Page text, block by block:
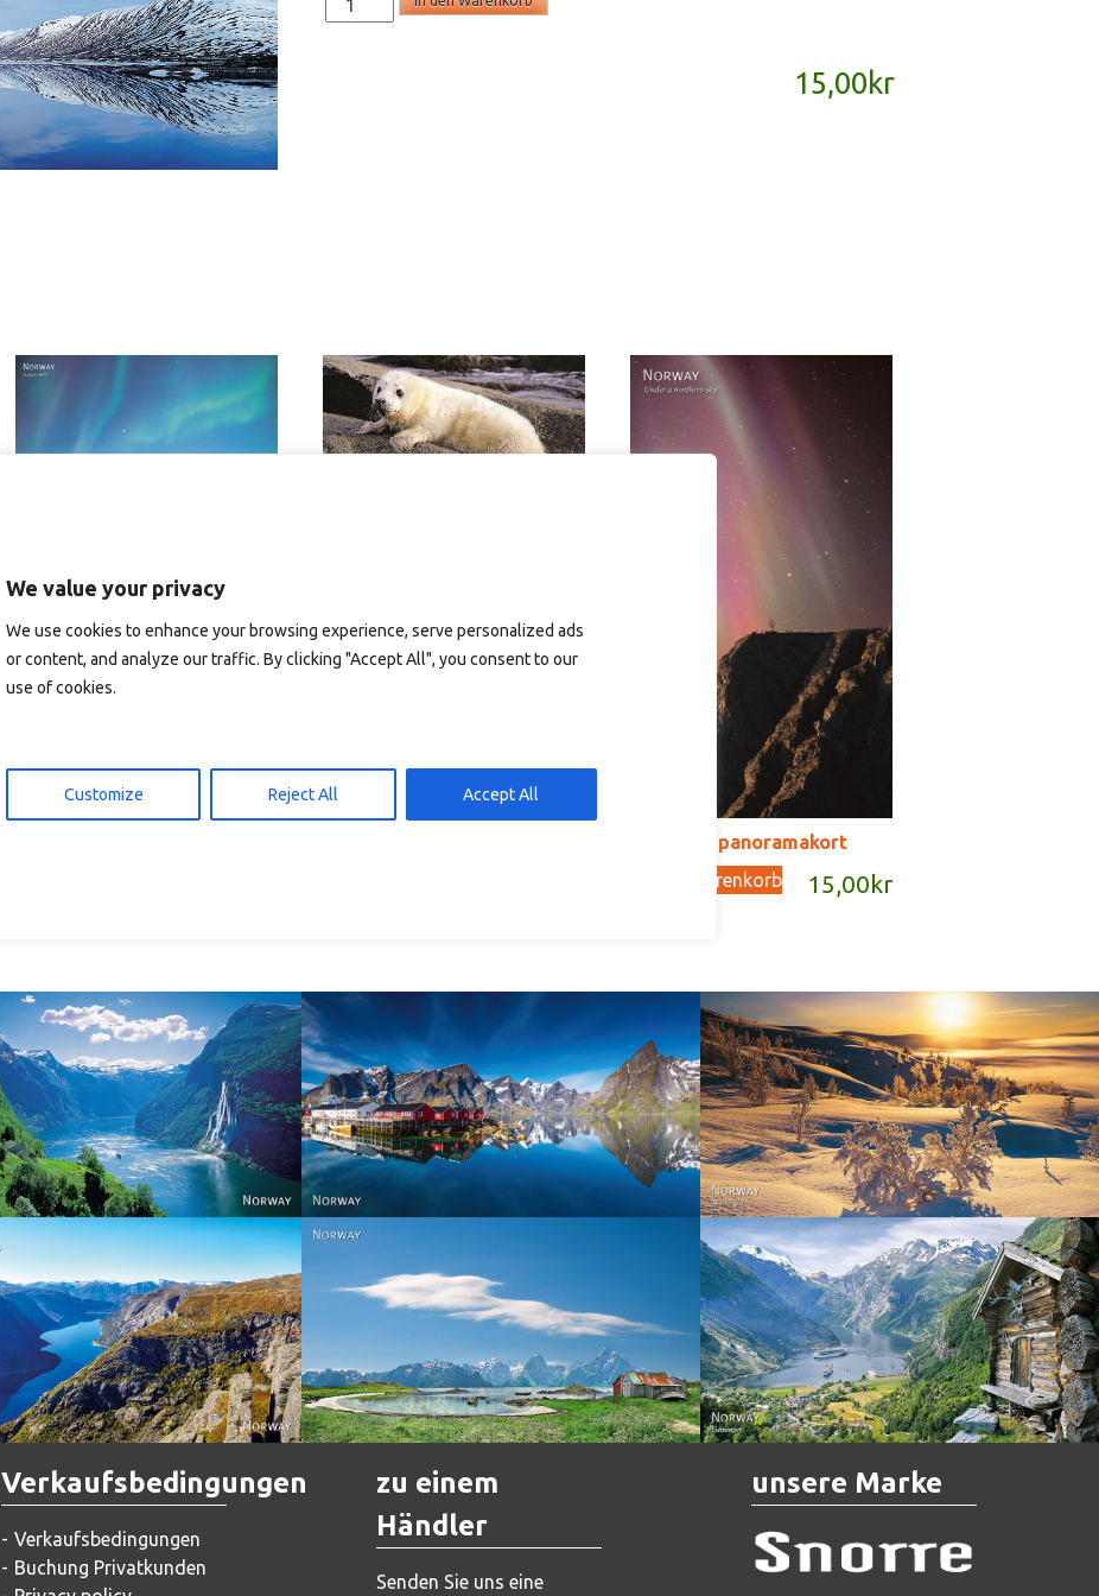
We value your privacy
We use cookies to enhance your browsing experience, serve personalized ads
or content, and analyze our traffic. By clicking "Accept All", you consent to our
use of cookies.
Customize Reject All Accept All
-
15,00kr
SD161B – panoramakort
15,00 kr
In den Warenkorb
Norway
Reine - Lofoten, Nord Norge. North
Norway.
Norway - Winter gold
Norway Norway
Norway - Geiranger
Verkaufsbedingungen
Verkaufsbedingungen
Buchung Privatkunden
zu einem
Händler
Senden Sie uns eine
unsere Marke